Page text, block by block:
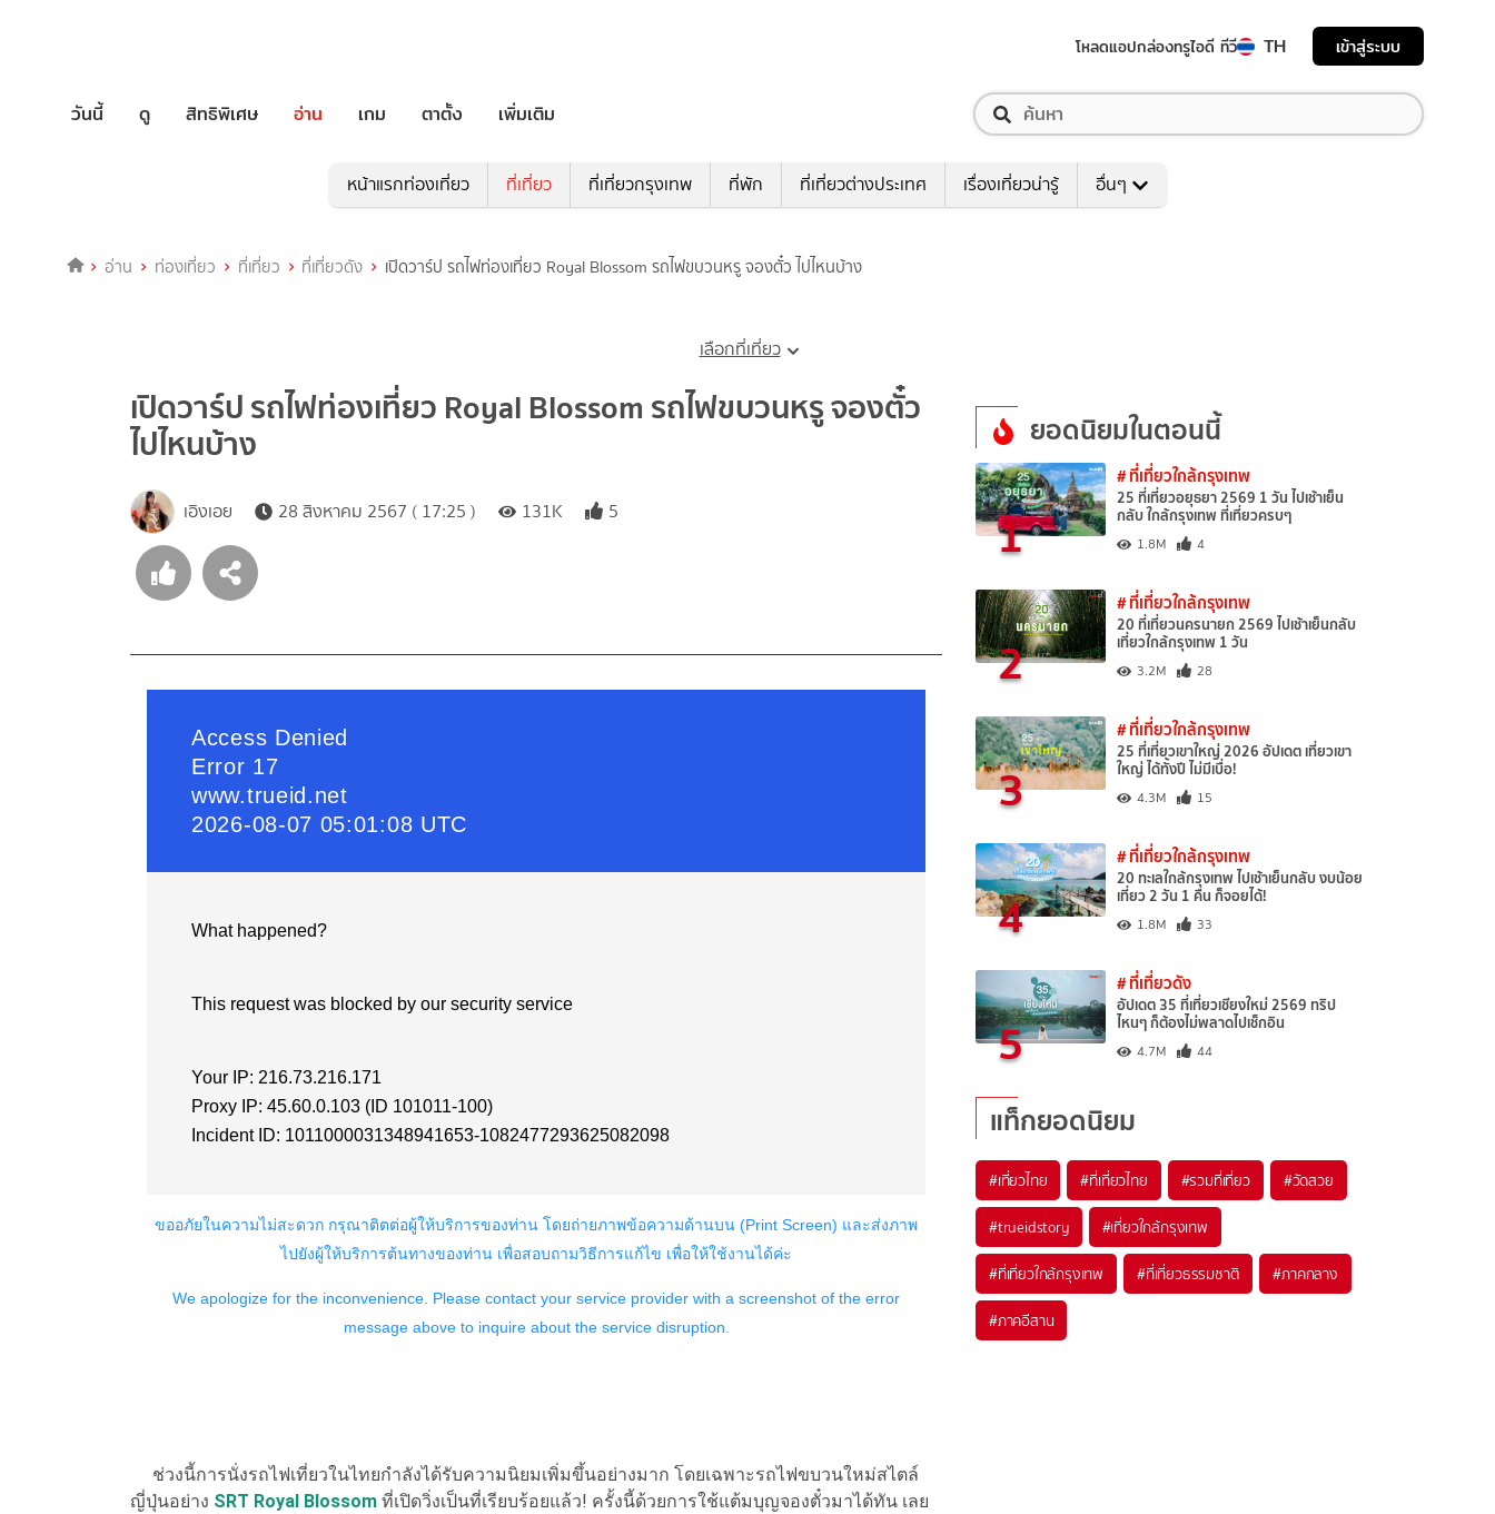
โหลดแอปกล่องทรูไอดี ทีวี TH เข้าสู่ระบบ
วันนี้ ดู สิทธิพิเศษ อ่าน เกม ตาตั้ง เพิ่มเติม
หน้าแรกท่องเที่ยว ที่เที่ยว ที่เที่ยวกรุงเทพ ที่พัก ที่เที่ยวต่างประเทศ เรื่องเที่ยวน่ารู้ อื่นๆ
อ่าน ท่องเที่ยว ที่เที่ยว ที่เที่ยวดัง เปิดวาร์ป รถไฟท่องเที่ยว Royal Blossom รถไฟขบวนหรู จองตั๋ว ไปไหนบ้าง
เลือกที่เที่ยว
เปิดวาร์ป รถไฟท่องเที่ยว Royal Blossom รถไฟขบวนหรู จองตั๋ว
ไปไหนบ้าง
เอิงเอย 28 สิงหาคม 2567 ( 17:25 ) 131K 5
ช่วงนี้การนั่งรถไฟเที่ยวในไทยกำลังได้รับความนิยมเพิ่มขึ้นอย่างมาก โดยเฉพาะรถไฟขบวนใหม่สไตล์
ญี่ปุ่นอย่าง SRT Royal Blossom ที่เปิดวิ่งเป็นที่เรียบร้อยแล้ว! ครั้งนี้ด้วยการใช้แต้มบุญจองตั๋วมาได้ทัน เลย
ยอดนิยมในตอนนี้
1
# ที่เที่ยวใกล้กรุงเทพ
25 ที่เที่ยวอยุธยา 2569 1 วัน ไปเช้าเย็น
กลับ ใกล้กรุงเทพ ที่เที่ยวครบๆ
1.8M 4
2
# ที่เที่ยวใกล้กรุงเทพ
20 ที่เที่ยวนครนายก 2569 ไปเช้าเย็นกลับ
เที่ยวใกล้กรุงเทพ 1 วัน
3.2M 28
3
# ที่เที่ยวใกล้กรุงเทพ
25 ที่เที่ยวเขาใหญ่ 2026 อัปเดต เที่ยวเขา
ใหญ่ ได้ทั้งปี ไม่มีเบื่อ!
4.3M 15
4
# ที่เที่ยวใกล้กรุงเทพ
20 ทะเลใกล้กรุงเทพ ไปเช้าเย็นกลับ งบน้อย
เที่ยว 2 วัน 1 คืน ก็จอยได้!
1.8M 33
5
# ที่เที่ยวดัง
อัปเดต 35 ที่เที่ยวเชียงใหม่ 2569 ทริป
ไหนๆ ก็ต้องไม่พลาดไปเช็กอิน
4.7M 44
แท็กยอดนิยม
#เที่ยวไทย #ที่เที่ยวไทย #รวมที่เที่ยว #วัดสวย
#trueidstory #เที่ยวใกล้กรุงเทพ
#ที่เที่ยวใกล้กรุงเทพ #ที่เที่ยวธรรมชาติ #ภาคกลาง
#ภาคอีสาน